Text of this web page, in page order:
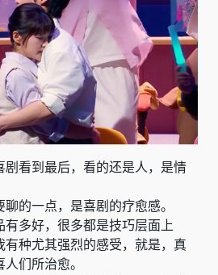
看到最后，看的还是人，是情
的一点，是喜剧的疗愈感。
多好，很多都是技巧层面上
种尤其强烈的感受，就是，真
们所治愈。